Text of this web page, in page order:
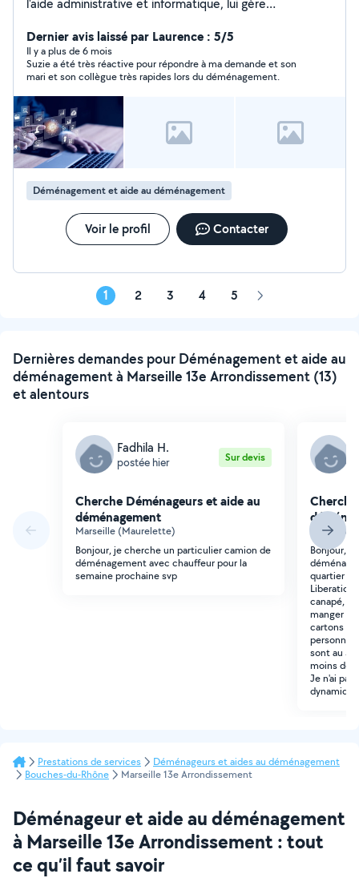
l'aide administrative et informatique, lui gère
garde d'animaux. Bien-être : je propose aussi des cours
de yoga et meditation. Rapides, ponctuels, efficaces on
s'adapte à vous !!
Dernier avis laissé par Laurence : 5/5
Il y a plus de 6 mois
Suzie a été très réactive pour répondre à ma demande et son
mari et son collègue très rapides lors du déménagement.
Déménagement et aide au déménagement
Voir le profil Contacter
1 2 3 4 5 Page
Dernières demandes pour Déménagement et aide au
déménagement à Marseille 13e Arrondissement (13)
et alentours
Fadhila H.
postée hier Sur devis
Cherche Déménageurs et aide au
déménagement
Marseille (Maurelette)
Bonjour, je cherche un particulier camion de
déménagement avec chauffeur pour la
semaine prochaine svp
Marseille
Bonjour,
quartier
Liberation.
canapé, 2
manger et
cartons et
personnes
sont au 3e
moins de
Je n'ai
Prestations de services
Déménageurs et aides au déménagement
Bouches-du-Rhône
Marseille 13e Arrondissement
Déménageur et aide au déménagement
à Marseille 13e Arrondissement : tout
ce qu’il faut savoir